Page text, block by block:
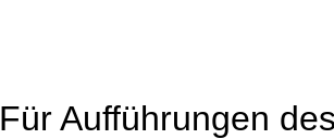
Für Aufführungen